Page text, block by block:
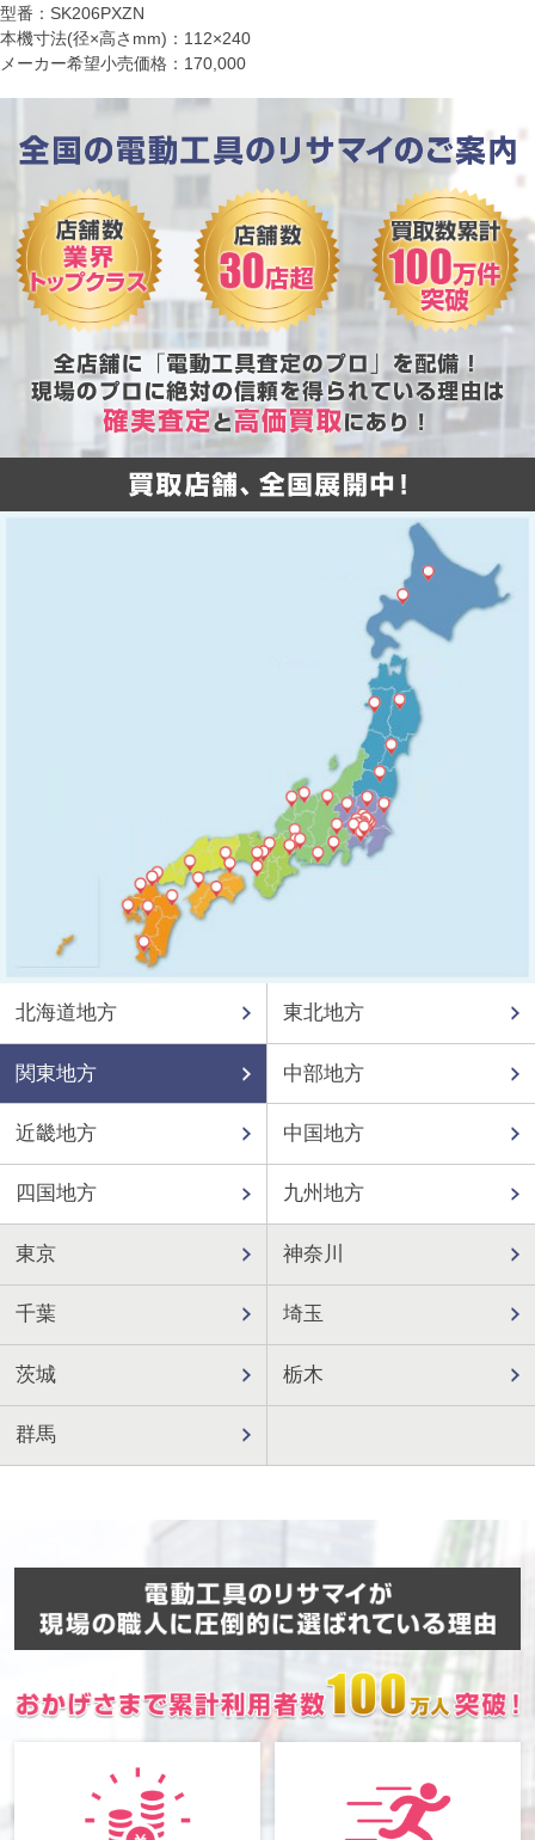
型番：SK206PXZN
本機寸法(径×高さmm)：112×240
メーカー希望小売価格：170,000
北海道地方 東北地方
関東地方 中部地方
近畿地方 中国地方
四国地方 九州地方
東京 神奈川
千葉 埼玉
茨城 栃木
群馬